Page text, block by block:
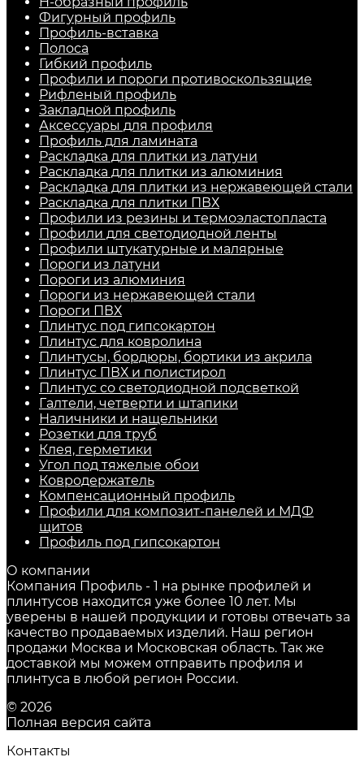
Фигурный профиль
Профиль-вставка
Полоса
Гибкий профиль
Профили и пороги противоскользящие
Рифленый профиль
Закладной профиль
Аксессуары для профиля
Профиль для ламината
Раскладка для плитки из латуни
Раскладка для плитки из алюминия
Раскладка для плитки из нержавеющей стали
Раскладка для плитки ПВХ
Профили из резины и термоэластопласта
Профили для светодиодной ленты
Профили штукатурные и малярные
Пороги из латуни
Пороги из алюминия
Пороги из нержавеющей стали
Пороги ПВХ
Плинтус под гипсокартон
Плинтус для ковролина
Плинтусы, бордюры, бортики из акрила
Плинтус ПВХ и полистирол
Плинтус со светодиодной подсветкой
Галтели, четверти и штапики
Наличники и нащельники
Розетки для труб
Клея, герметики
Угол под тяжелые обои
Ковродержатель
Компенсационный профиль
Профили для композит-панелей и МДФ
щитов
Профиль под гипсокартон
О компании
Компания Профиль - 1 на рынке профилей и
плинтусов находится уже более 10 лет. Мы
уверены в нашей продукции и готовы отвечать за
качество продаваемых изделий. Наш регион
продажи Москва и Московская область. Так же
доставкой мы можем отправить профиля и
плинтуса в любой регион России.
© 2026
Полная версия сайта
Контакты